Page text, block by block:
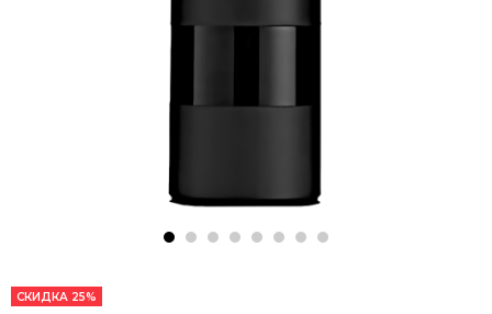
СКИДКА 25%